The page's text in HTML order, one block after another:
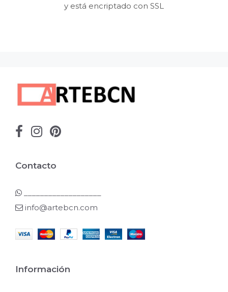
y está encriptado con SSL
Contacto
info@artebcn.com
Información